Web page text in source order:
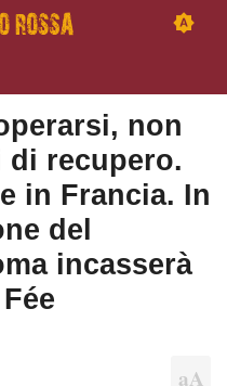
non
di recupero.
in Francia. In
del
incasserà